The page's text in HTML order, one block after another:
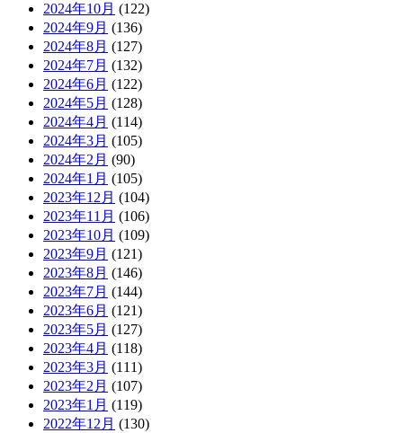
2024年10月 (122)
2024年9月 (136)
2024年8月 (127)
2024年7月 (132)
2024年6月 (122)
2024年5月 (128)
2024年4月 (114)
2024年3月 (105)
2024年2月 (90)
2024年1月 (105)
2023年12月 (104)
2023年11月 (106)
2023年10月 (109)
2023年9月 (121)
2023年8月 (146)
2023年7月 (144)
2023年6月 (121)
2023年5月 (127)
2023年4月 (118)
2023年3月 (111)
2023年2月 (107)
2023年1月 (119)
2022年12月 (130)